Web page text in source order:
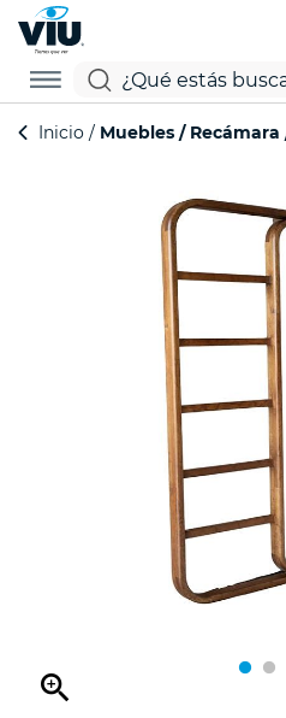
Inicio Muebles Recámara
zoom_in